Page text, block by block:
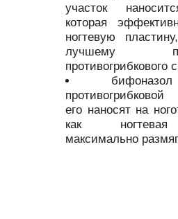
участок
которая
ногтевую
лучшему
противогрибкового
его наносят на
как
максимально